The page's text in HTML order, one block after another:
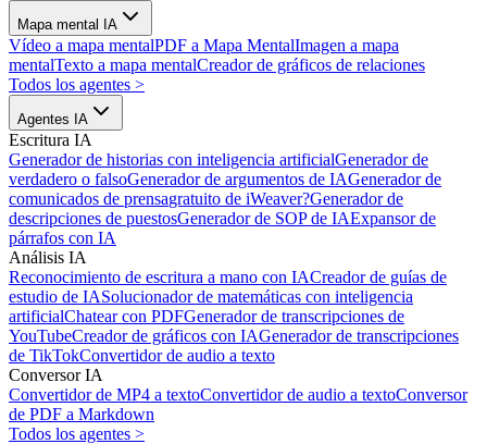
Mapa mental IA
Vídeo a mapa mentalPDF a Mapa MentalImagen a mapa
mentalTexto a mapa mentalCreador de gráficos de relaciones
Todos los agentes >
Agentes IA
Escritura IA
Generador de historias con inteligencia artificialGenerador de
verdadero o falsoGenerador de argumentos de IAGenerador de
comunicados de prensagratuito de iWeaver?Generador de
descripciones de puestosGenerador de SOP de IAExpansor de
párrafos con IA
Análisis IA
Reconocimiento de escritura a mano con IACreador de guías de
estudio de IASolucionador de matemáticas con inteligencia
artificialChatear con PDFGenerador de transcripciones de
YouTubeCreador de gráficos con IAGenerador de transcripciones
de TikTokConvertidor de audio a texto
Conversor IA
Convertidor de MP4 a textoConvertidor de audio a textoConversor
de PDF a Markdown
Todos los agentes >